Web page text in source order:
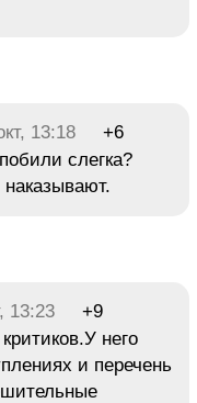
13:18
+6
слегка?
13:23
+9
него
и перечень